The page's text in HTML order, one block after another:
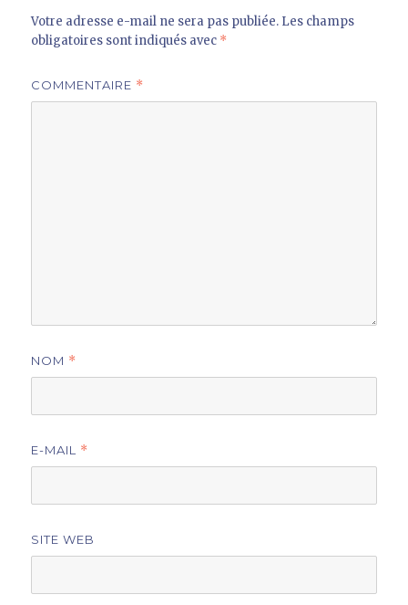
Votre adresse e-mail ne sera pas publiée. Les champs
obligatoires sont indiqués avec *
COMMENTAIRE *
NOM *
E-MAIL *
SITE WEB